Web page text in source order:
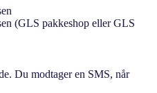
(GLS pakkeshop eller GLS
Du modtager en SMS, når